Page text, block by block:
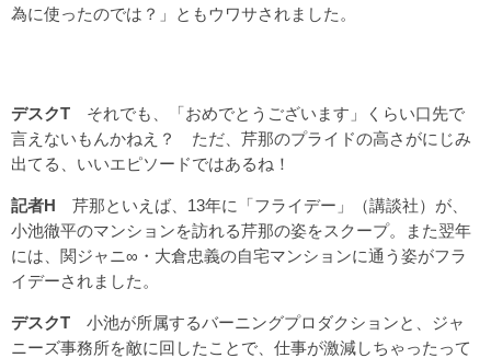
為に使ったのでは？」ともウワサされました。
デスクT それでも、「おめでとうございます」くらい口先で
言えないもんかねえ？ ただ、芹那のプライドの高さがにじみ
出てる、いいエピソードではあるね！
記者H 芹那といえば、13年に「フライデー」（講談社）が、
小池徹平のマンションを訪れる芹那の姿をスクープ。また翌年
には、関ジャニ∞・大倉忠義の自宅マンションに通う姿がフラ
イデーされました。
デスクT 小池が所属するバーニングプロダクションと、ジャ
ニーズ事務所を敵に回したことで、仕事が激減しちゃったって